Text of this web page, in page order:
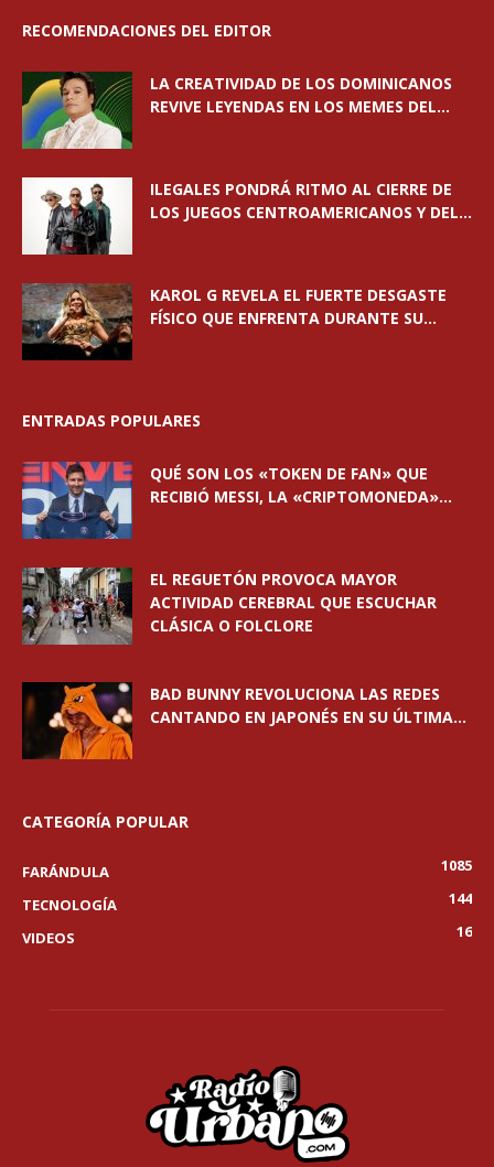
RECOMENDACIONES DEL EDITOR
LA CREATIVIDAD DE LOS DOMINICANOS
REVIVE LEYENDAS EN LOS MEMES DEL...
ILEGALES PONDRÁ RITMO AL CIERRE DE
LOS JUEGOS CENTROAMERICANOS Y DEL...
KAROL G REVELA EL FUERTE DESGASTE
FÍSICO QUE ENFRENTA DURANTE SU...
ENTRADAS POPULARES
QUÉ SON LOS «TOKEN DE FAN» QUE
RECIBIÓ MESSI, LA «CRIPTOMONEDA»...
EL REGUETÓN PROVOCA MAYOR
ACTIVIDAD CEREBRAL QUE ESCUCHAR
CLÁSICA O FOLCLORE
BAD BUNNY REVOLUCIONA LAS REDES
CANTANDO EN JAPONÉS EN SU ÚLTIMA...
CATEGORÍA POPULAR
FARÁNDULA
1085
TECNOLOGÍA
144
VIDEOS
16